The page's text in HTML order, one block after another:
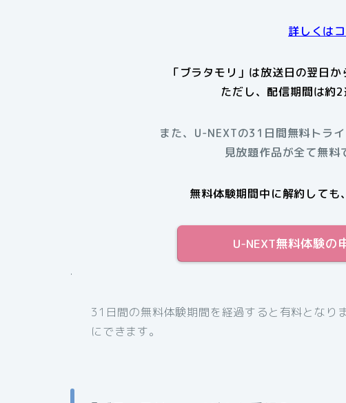
詳しくは
「ブラタモリ」は放送日の翌日
ただし、配信期間は約2
また、U-NEXTの31日間無料トラ
見放題作品が全て無料
無料体験期間中に解約しても
U-NEXT無料体験の
.
31日間の無料体験期間を経過すると有料となり
にできます。